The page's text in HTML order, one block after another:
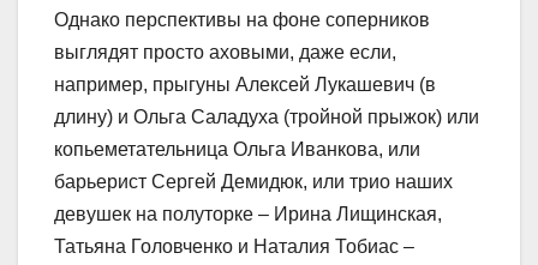
Однако перспективы на фоне соперников
выглядят просто аховыми, даже если,
например, прыгуны Алексей Лукашевич (в
длину) и Ольга Саладуха (тройной прыжок) или
копьеметательница Ольга Иванкова, или
барьерист Сергей Демидюк, или трио наших
девушек на полуторке – Ирина Лищинская,
Татьяна Головченко и Наталия Тобиас –